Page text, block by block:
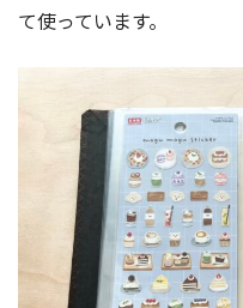
て使っています。